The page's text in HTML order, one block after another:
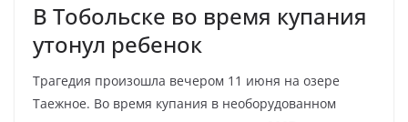
В Тобольске во время купания
утонул ребенок
Трагедия произошла вечером 11 июня на озере
Таежное. Во время купания в необорудованном